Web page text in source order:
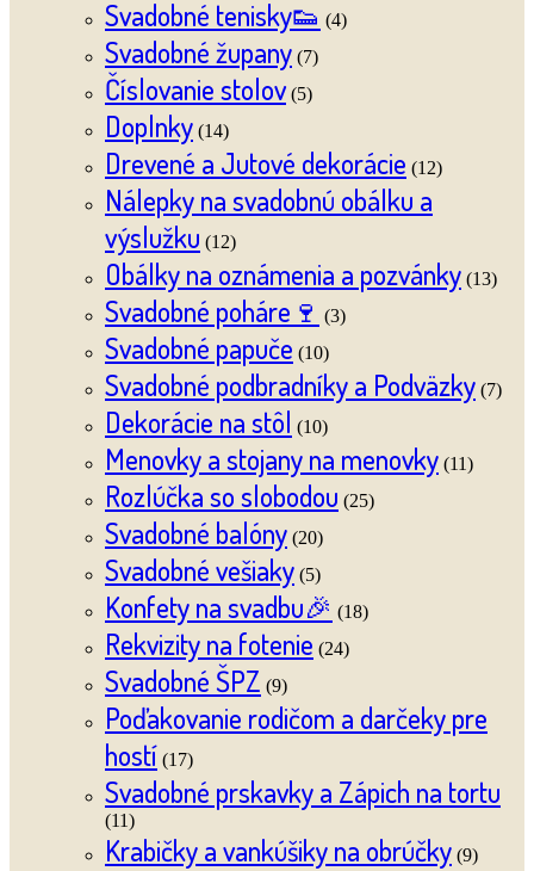
Svadobné tenisky👟 (4)
Svadobné župany (7)
Číslovanie stolov (5)
Doplnky (14)
Drevené a Jutové dekorácie (12)
Nálepky na svadobnú obálku a
výslužku (12)
Obálky na oznámenia a pozvánky (13)
Svadobné poháre🍷 (3)
Svadobné papuče (10)
Svadobné podbradníky a Podväzky (7)
Dekorácie na stôl (10)
Menovky a stojany na menovky (11)
Rozlúčka so slobodou (25)
Svadobné balóny (20)
Svadobné vešiaky (5)
Konfety na svadbu🎉 (18)
Rekvizity na fotenie (24)
Svadobné ŠPZ (9)
Poďakovanie rodičom a darčeky pre
hostí (17)
Svadobné prskavky a Zápich na tortu
(11)
Krabičky a vankúšiky na obrúčky (9)